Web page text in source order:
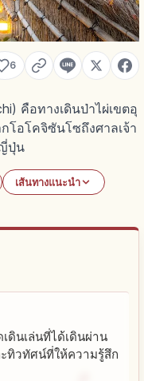
6
คือทางเดินป่าไผ่เขตอุ
โอโคจิซันโซถึงศาลเจ้า
ปุ่น
เส้นทางแนะนำ
ดินเล่นที่ได้เดินผ่าน
ะทิวทัศน์ที่ให้ความรู้สึก